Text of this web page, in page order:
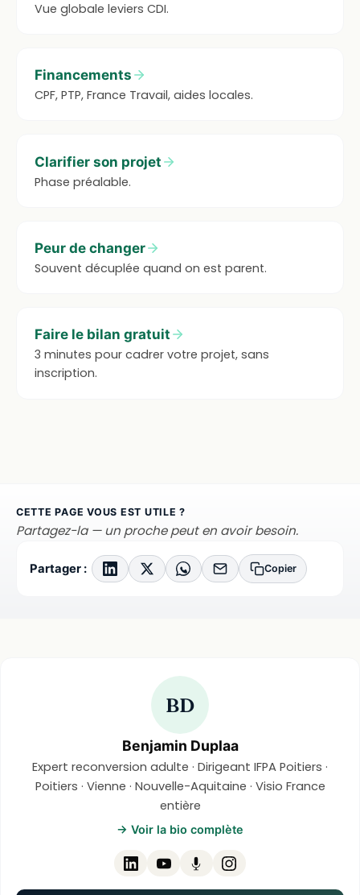
Vue globale leviers CDI.
Financements
CPF, PTP, France Travail, aides locales.
Clarifier son projet
Phase préalable.
Peur de changer
Souvent décuplée quand on est parent.
Faire le bilan gratuit
3 minutes pour cadrer votre projet, sans
inscription.
CETTE PAGE VOUS EST UTILE ?
Partagez-la — un proche peut en avoir besoin.
Partager : Copier
BD
Benjamin Duplaa
Expert reconversion adulte · Dirigeant IFPA Poitiers ·
Poitiers · Vienne · Nouvelle-Aquitaine · Visio France
entière
→ Voir la bio complète